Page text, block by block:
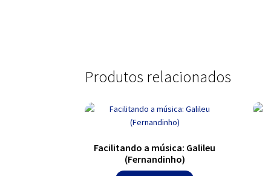
Produtos relacionados
Facilitando a música: Galileu
(Fernandinho)